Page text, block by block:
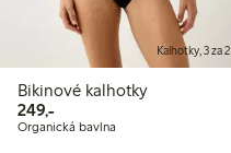
Kalhotky, 3 za 2
Bikinové kalhotky
249,-249,00 Kč
Organická bavlna